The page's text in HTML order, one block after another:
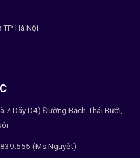
TP Hà Nội
7 Dãy D4) Đường Bạch Thái Bưởi,
(Ms.Nguyệt)